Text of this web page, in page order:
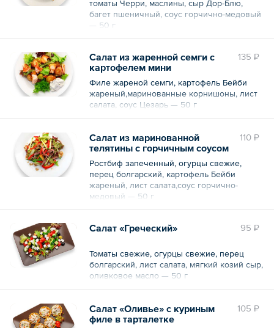
томаты Черри, маслины, сыр Дор-Блю,
багет пшеничный, соус горчично-медовый
— 50 г
135 ₽
Салат из жаренной семги с
картофелем мини
Филе жареной семги, картофель Бейби
жареный,маринованные корнишоны, лист
салата, соус Цезарь — 50 г
110 ₽
Салат из маринованной
телятины с горчичным соусом
Ростбиф запеченный, огурцы свежие,
перец болгарский, картофель Бейби
жареный, лист салата,соус горчично-
медовый — 50 г
95 ₽
Салат «Греческий»
Томаты свежие, огурцы свежие, перец
болгарский, лист салата, мягкий козий сыр,
оливковое масло — 50 г
105 ₽
Салат «Оливье» с куриным
филе в тарталетке